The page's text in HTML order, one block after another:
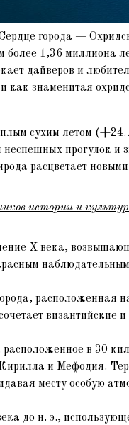
города —
1,36 миллиона
дайверов и
как знаменитая
сухим летом
прогулок и
расцветает
истории и
X века,
расположенная
византийские
в 30
и Мефодия.
месту особую
до н. э.,